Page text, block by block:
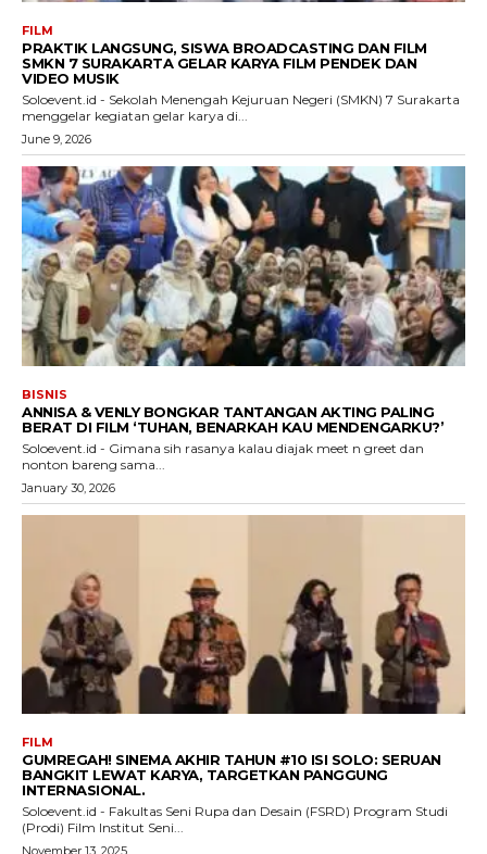
FILM
PRAKTIK LANGSUNG, SISWA BROADCASTING DAN FILM
SMKN 7 SURAKARTA GELAR KARYA FILM PENDEK DAN
VIDEO MUSIK
Soloevent.id - Sekolah Menengah Kejuruan Negeri (SMKN) 7 Surakarta
menggelar kegiatan gelar karya di...
June 9, 2026
BISNIS
ANNISA & VENLY BONGKAR TANTANGAN AKTING PALING
BERAT DI FILM ‘TUHAN, BENARKAH KAU MENDENGARKU?’
Soloevent.id - Gimana sih rasanya kalau diajak meet n greet dan
nonton bareng sama...
January 30, 2026
FILM
GUMREGAH! SINEMA AKHIR TAHUN #10 ISI SOLO: SERUAN
BANGKIT LEWAT KARYA, TARGETKAN PANGGUNG
INTERNASIONAL.
Soloevent.id - Fakultas Seni Rupa dan Desain (FSRD) Program Studi
(Prodi) Film Institut Seni...